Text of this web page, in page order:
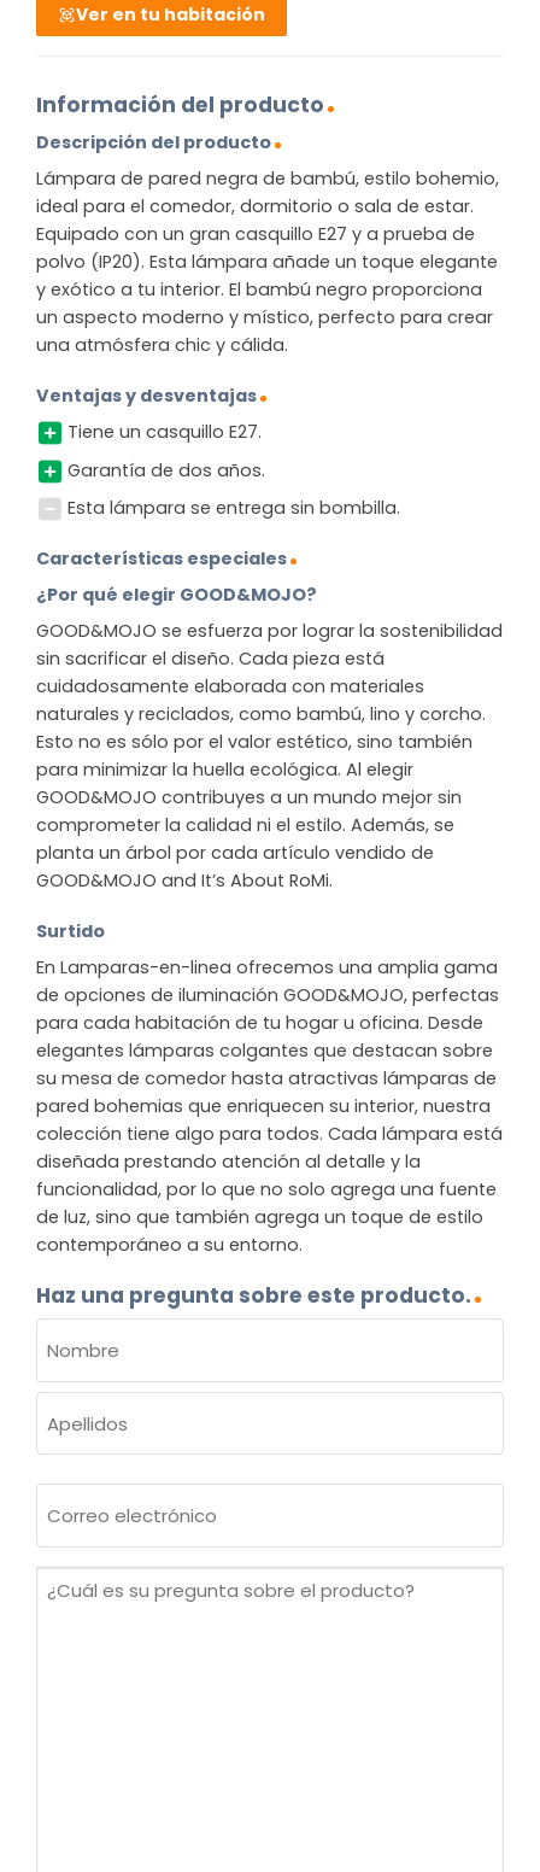
Ver en tu habitación
Información del producto
Descripción del producto
Lámpara de pared negra de bambú, estilo bohemio,
ideal para el comedor, dormitorio o sala de estar.
Equipado con un gran casquillo E27 y a prueba de
polvo (IP20). Esta lámpara añade un toque elegante
y exótico a tu interior. El bambú negro proporciona
un aspecto moderno y místico, perfecto para crear
una atmósfera chic y cálida.
Ventajas y desventajas
Tiene un casquillo E27.
Garantía de dos años.
Esta lámpara se entrega sin bombilla.
Características especiales
¿Por qué elegir GOOD&MOJO?
GOOD&MOJO se esfuerza por lograr la sostenibilidad
sin sacrificar el diseño. Cada pieza está
cuidadosamente elaborada con materiales
naturales y reciclados, como bambú, lino y corcho.
Esto no es sólo por el valor estético, sino también
para minimizar la huella ecológica. Al elegir
GOOD&MOJO contribuyes a un mundo mejor sin
comprometer la calidad ni el estilo. Además, se
planta un árbol por cada artículo vendido de
GOOD&MOJO and It’s About RoMi.
Surtido
En Lamparas-en-linea ofrecemos una amplia gama
de opciones de iluminación GOOD&MOJO, perfectas
para cada habitación de tu hogar u oficina. Desde
elegantes lámparas colgantes que destacan sobre
su mesa de comedor hasta atractivas lámparas de
pared bohemias que enriquecen su interior, nuestra
colección tiene algo para todos. Cada lámpara está
diseñada prestando atención al detalle y la
funcionalidad, por lo que no solo agrega una fuente
de luz, sino que también agrega un toque de estilo
contemporáneo a su entorno.
Haz una pregunta sobre este producto.
(OBLIGATORIO)
Nombre
electrónico
¿Cuál